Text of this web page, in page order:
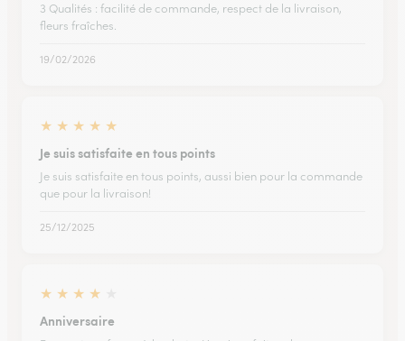
3 Qualités : facilité de commande, respect de la livraison,
fleurs fraîches.
19/02/2026
★ ★ ★ ★ ★
Je suis satisfaite en tous points
Je suis satisfaite en tous points, aussi bien pour la commande
que pour la livraison!
25/12/2025
★ ★ ★ ★
Anniversaire